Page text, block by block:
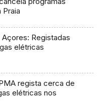
Praia
Registadas
elétricas
regista cerca de
elétricas nos